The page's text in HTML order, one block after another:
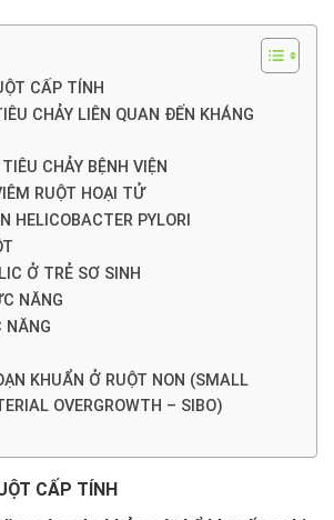
CẤP TÍNH
CHẢY LIÊN QUAN ĐẾN KHÁNG
CHẢY BỆNH VIỆN
RUỘT HOẠI TỬ
HELICOBACTER PYLORI
Ở TRẺ SƠ SINH
NĂNG
NĂNG
KHUẨN Ở RUỘT NON (SMALL
OVERGROWTH – SIBO)
CẤP TÍNH